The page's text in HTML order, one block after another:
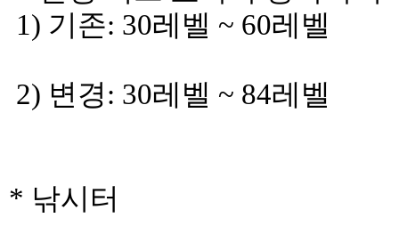
1) 기존: 30레벨 ~ 60레벨
2) 변경: 30레벨 ~ 84레벨
* 낚시터